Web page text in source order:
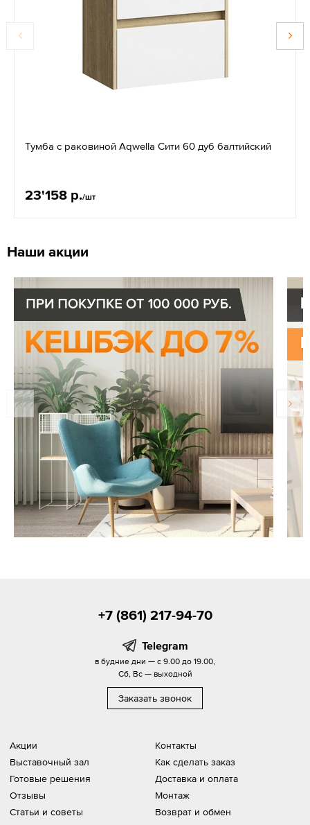
Тумба с раковиной Aqwella Сити 60 дуб балтийский
23'158 р./шт
Наши акции
Акции
Выставочный зал
Готовые решения
Отзывы
Статьи и советы
Контакты
Как сделать заказ
Доставка и оплата
Монтаж
Возврат и обмен
+7 (861) 217-94-70
Telegram
в будние дни — с 9.00 до 19.00,
Сб, Вс — выходной
Заказать звонок